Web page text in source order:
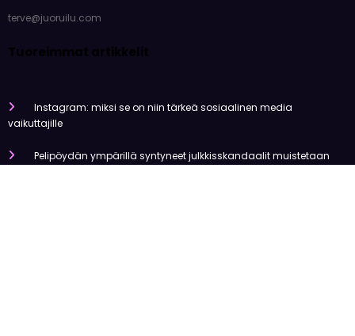
terve@juoruilu.com
Tuoreimmat artikkelit
Instagram: miksi se on niin tärkeä sosiaalinen media
vaikuttajille
Pelipöydän ympärillä syntyneet julkkisskandaalit muistetaan